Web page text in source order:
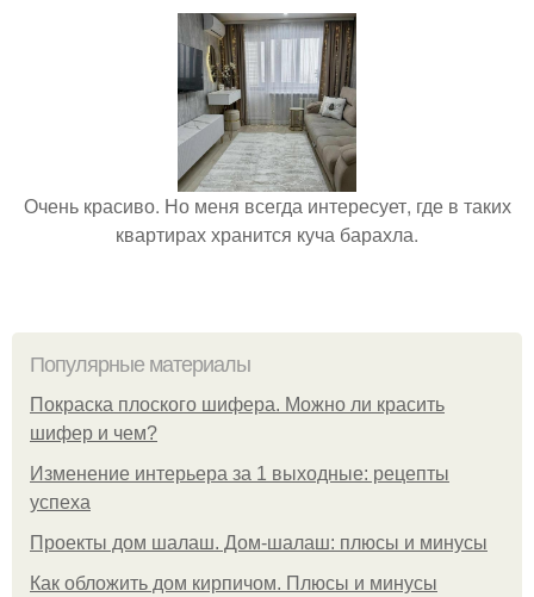
Очень красиво. Но меня всегда интересует, где в таких
квартирах хранится куча барахла.
Популярные материалы
Покраска плоского шифера. Можно ли красить
шифер и чем?
Изменение интерьера за 1 выходные: рецепты
успеха
Проекты дом шалаш. Дом-шалаш: плюсы и минусы
Как обложить дом кирпичом. Плюсы и минусы